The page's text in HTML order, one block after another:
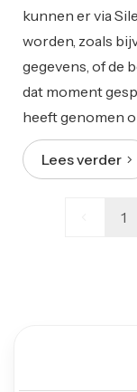
kunnen er via
worden, zoals
gegevens, of de
dat moment
heeft genomen
Lees verder
1